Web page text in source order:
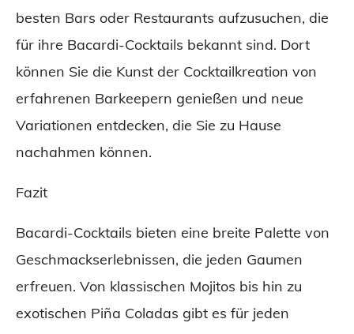
besten Bars oder Restaurants aufzusuchen, die
für ihre Bacardi-Cocktails bekannt sind. Dort
können Sie die Kunst der Cocktailkreation von
erfahrenen Barkeepern genießen und neue
Variationen entdecken, die Sie zu Hause
nachahmen können.
Fazit
Bacardi-Cocktails bieten eine breite Palette von
Geschmackserlebnissen, die jeden Gaumen
erfreuen. Von klassischen Mojitos bis hin zu
exotischen Piña Coladas gibt es für jeden